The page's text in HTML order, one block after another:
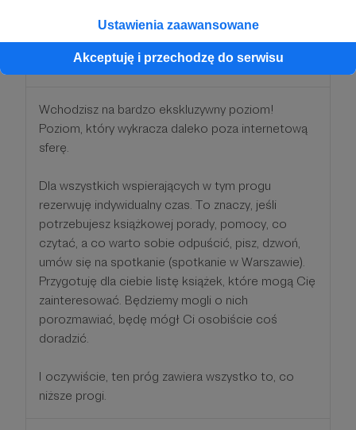
Ustawienia zaawansowane
Akceptuję i przechodzę do serwisu
100 zł miesięcznie
Wchodzisz na bardzo ekskluzywny poziom!
Poziom, który wykracza daleko poza internetową
sferę.
Dla wszystkich wspierających w tym progu
rezerwuję indywidualny czas. To znaczy, jeśli
potrzebujesz książkowej porady, pomocy, co
czytać, a co warto sobie odpuścić, pisz, dzwoń,
umów się na spotkanie (spotkanie w Warszawie).
Przygotuję dla ciebie listę książek, które mogą Cię
zainteresować. Będziemy mogli o nich
porozmawiać, będę mógł Ci osobiście coś
doradzić.
I oczywiście, ten próg zawiera wszystko to, co
niższe progi.